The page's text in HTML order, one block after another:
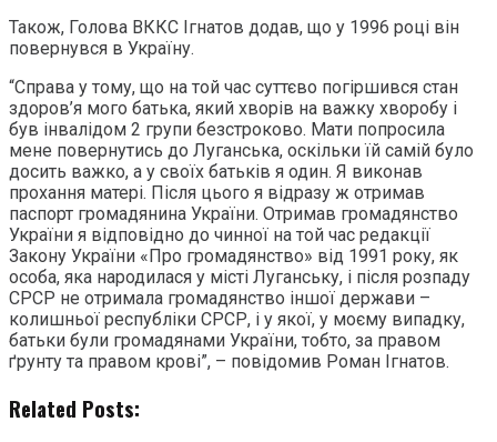
Також, Голова ВККС Ігнатов додав, що у 1996 році він
повернувся в Україну.
“Справа у тому, що на той час суттєво погіршився стан
здоров’я мого батька, який хворів на важку хворобу і
був інвалідом 2 групи безстроково. Мати попросила
мене повернутись до Луганська, оскільки їй самій було
досить важко, а у своїх батьків я один. Я виконав
прохання матері. Після цього я відразу ж отримав
паспорт громадянина України. Отримав громадянство
України я відповідно до чинної на той час редакції
Закону України «Про громадянство» від 1991 року, як
особа, яка народилася у місті Луганську, і після розпаду
СРСР не отримала громадянство іншої держави –
колишньої республіки СРСР, і у якої, у моєму випадку,
батьки були громадянами України, тобто, за правом
ґрунту та правом крові”, – повідомив Роман Ігнатов.
Related Posts: